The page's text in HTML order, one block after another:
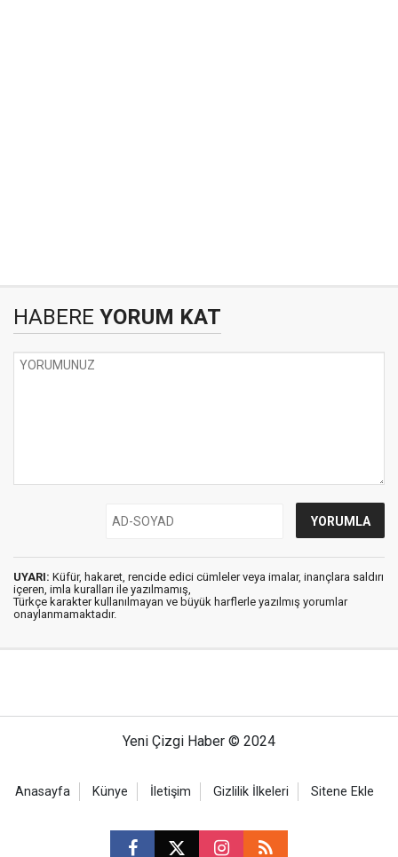
HABERE YORUM KAT
UYARI: Küfür, hakaret, rencide edici cümleler veya imalar, inançlara saldırı
içeren, imla kuralları ile yazılmamış,
Türkçe karakter kullanılmayan ve büyük harflerle yazılmış yorumlar
onaylanmamaktadır.
Yeni Çizgi Haber © 2024
Anasayfa Künye İletişim Gizlilik İlkeleri Sitene Ekle